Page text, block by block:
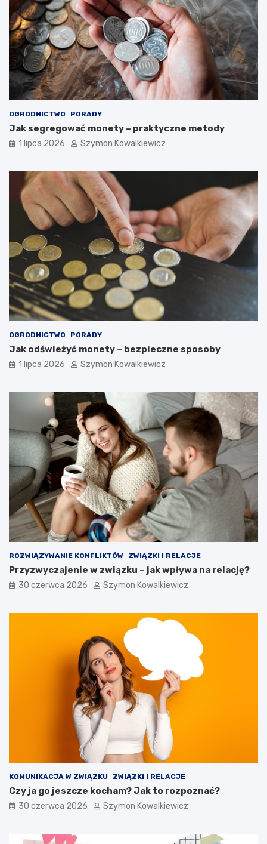
OGRODNICTWO PORADY
Jak segregować monety – praktyczne metody
1 lipca 2026 Szymon Kowalkiewicz
OGRODNICTWO PORADY
Jak odświeżyć monety – bezpieczne sposoby
1 lipca 2026 Szymon Kowalkiewicz
ROZWIĄZYWANIE KONFLIKTÓW ZWIĄZKI I RELACJE
Przyzwyczajenie w związku – jak wpływa na relację?
30 czerwca 2026 Szymon Kowalkiewicz
KOMUNIKACJA W ZWIĄZKU ZWIĄZKI I RELACJE
Czy ja go jeszcze kocham? Jak to rozpoznać?
30 czerwca 2026 Szymon Kowalkiewicz